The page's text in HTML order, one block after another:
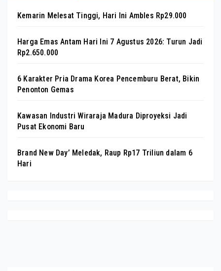
Kemarin Melesat Tinggi, Hari Ini Ambles Rp29.000
Harga Emas Antam Hari Ini 7 Agustus 2026: Turun Jadi
Rp2.650.000
6 Karakter Pria Drama Korea Pencemburu Berat, Bikin
Penonton Gemas
Kawasan Industri Wiraraja Madura Diproyeksi Jadi
Pusat Ekonomi Baru
Brand New Day’ Meledak, Raup Rp17 Triliun dalam 6
Hari